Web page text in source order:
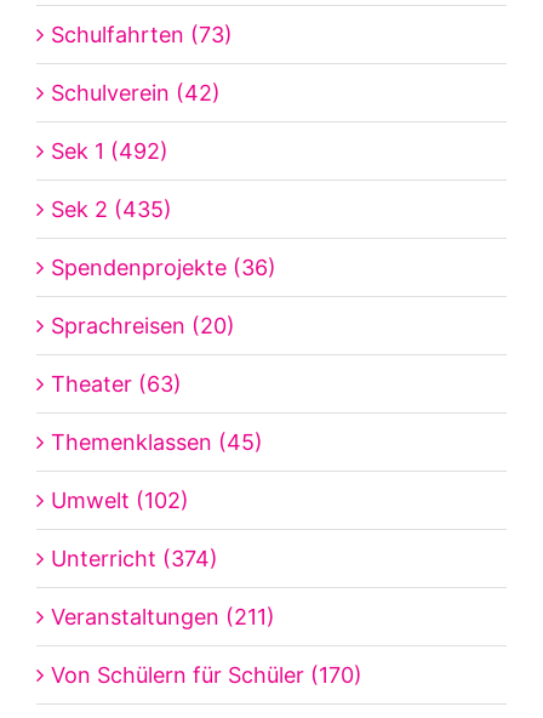
Schulfahrten (73)
Schulverein (42)
Sek 1 (492)
Sek 2 (435)
Spendenprojekte (36)
Sprachreisen (20)
Theater (63)
Themenklassen (45)
Umwelt (102)
Unterricht (374)
Veranstaltungen (211)
Von Schülern für Schüler (170)